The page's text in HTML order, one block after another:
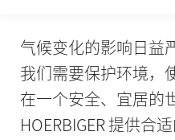
气候变化的影响日益
我们需要保护环境，
在一个安全、宜居的
HOERBIGER 提供合